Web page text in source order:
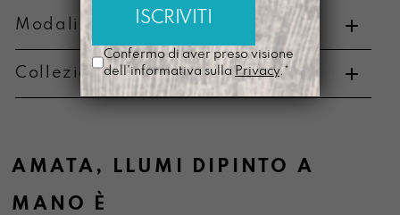
Modalità di pagamento e resi
Metodi di pagamento
Collezione di appartenenza
AMATA ,
LLUMI DIPINTO A
MANO
È
Confermo di aver preso visione
dell'informativa sulla Privacy.*